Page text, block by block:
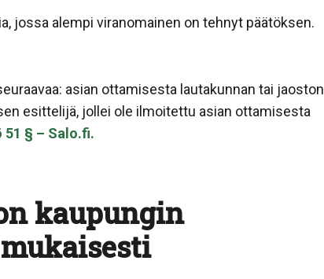
jossa alempi viranomainen on tehnyt päätöksen.
asian ottamisesta lautakunnan tai jaoston
esittelijä, jollei ole ilmoitettu asian ottamisesta
§ – Salo.fi.
kaupungin